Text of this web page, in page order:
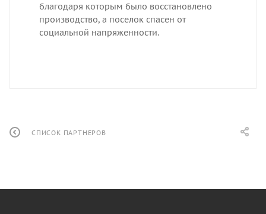
благодаря которым было восстановлено
производство, а поселок спасен от
социальной напряженности.
СПИСОК ПАРТНЕРОВ